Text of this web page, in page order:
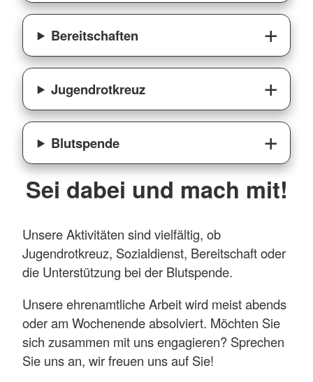
Bereitschaften
Jugendrotkreuz
Blutspende
Sei dabei und mach mit!
Unsere Aktivitäten sind vielfältig, ob
Jugendrotkreuz, Sozialdienst, Bereitschaft oder
die Unterstützung bei der Blutspende.
Unsere ehrenamtliche Arbeit wird meist abends
oder am Wochenende absolviert. Möchten Sie
sich zusammen mit uns engagieren? Sprechen
Sie uns an, wir freuen uns auf Sie!